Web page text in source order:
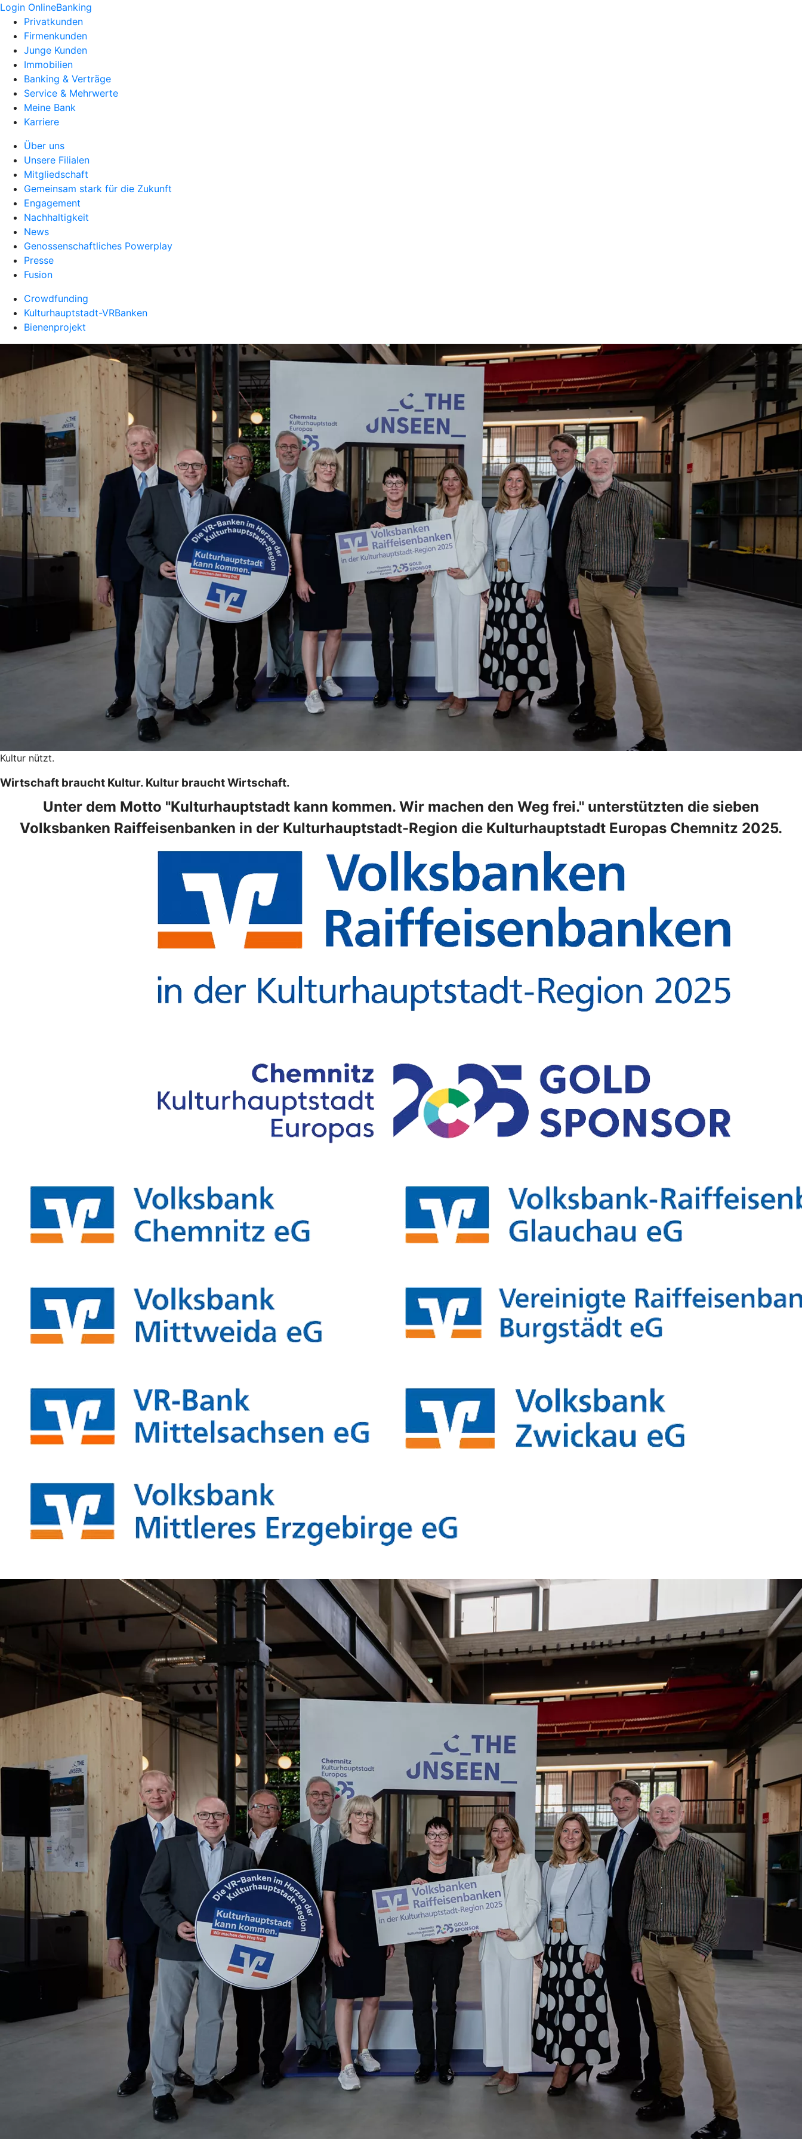
Login OnlineBanking
Privatkunden
Firmenkunden
Junge Kunden
Immobilien
Banking & Verträge
Service & Mehrwerte
Meine Bank
Karriere
Über uns
Unsere Filialen
Mitgliedschaft
Gemeinsam stark für die Zukunft
Engagement
Nachhaltigkeit
News
Genossenschaftliches Powerplay
Presse
Fusion
Crowdfunding
Kulturhauptstadt-VRBanken
Bienenprojekt
Kultur nützt.
Wirtschaft braucht Kultur. Kultur braucht Wirtschaft.
Unter dem Motto "Kulturhauptstadt kann kommen. Wir machen den Weg frei." unterstützten die sieben
Volksbanken Raiffeisenbanken in der Kulturhauptstadt-Region die Kulturhauptstadt Europas Chemnitz 2025.